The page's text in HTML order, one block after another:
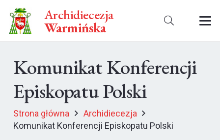
Archidiecezja
Warmińska
Komunikat Konferencji
Episkopatu Polski
Strona główna
Archidiecezja
Komunikat Konferencji Episkopatu Polski